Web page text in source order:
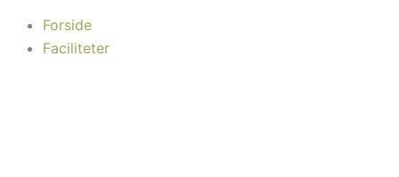
Forside
Faciliteter